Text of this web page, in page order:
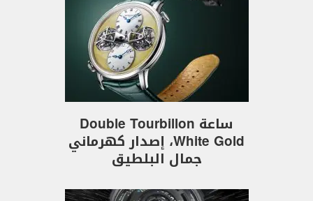
ساعة Double Tourbillon
White Gold، إصدار كهرماني
جمال البلطيق